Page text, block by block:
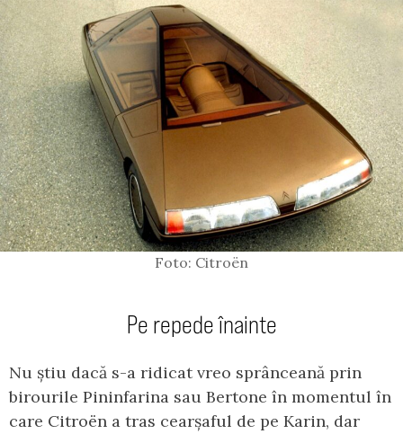
Foto: Citroën
Pe repede înainte
Nu știu dacă s-a ridicat vreo sprânceană prin
birourile Pininfarina sau Bertone în momentul în
care Citroën a tras cearșaful de pe Karin, dar